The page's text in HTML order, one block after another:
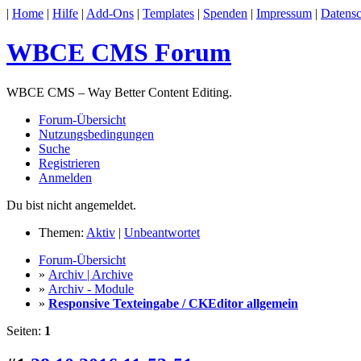
| Home | Hilfe | Add-Ons | Templates | Spenden | Impressum |
WBCE CMS Forum
WBCE CMS – Way Better Content Editing.
Forum-Übersicht
Nutzungsbedingungen
Suche
Registrieren
Anmelden
Du bist nicht angemeldet.
Themen: Aktiv | Unbeantwortet
Forum-Übersicht
» Archiv | Archive
» Archiv - Module
» Responsive Texteingabe / CKEditor allgemein
Seiten: 1